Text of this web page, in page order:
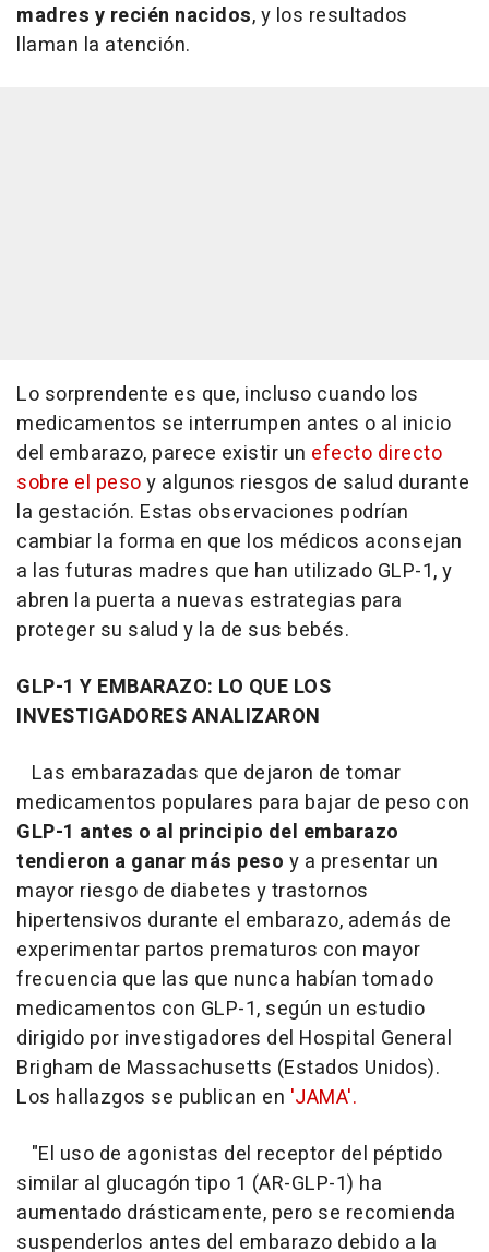
madres y recién nacidos, y los resultados
llaman la atención.
Lo sorprendente es que, incluso cuando los
medicamentos se interrumpen antes o al inicio
del embarazo, parece existir un efecto directo
sobre el pesoy algunos riesgos de salud durante
la gestación. Estas observaciones podrían
cambiar la forma en que los médicos aconsejan
a las futuras madres que han utilizado GLP-1, y
abren la puerta a nuevas estrategias para
proteger su salud y la de sus bebés.
GLP-1 Y EMBARAZO: LO QUE LOS
INVESTIGADORES ANALIZARON
Las embarazadas que dejaron de tomar
medicamentos populares para bajar de peso con
GLP-1 antes o al principio del embarazo
tendieron a ganar más peso y a presentar un
mayor riesgo de diabetes y trastornos
hipertensivos durante el embarazo, además de
experimentar partos prematuros con mayor
frecuencia que las que nunca habían tomado
medicamentos con GLP-1, según un estudio
dirigido por investigadores del Hospital General
Brigham de Massachusetts (Estados Unidos).
Los hallazgos se publican en 'JAMA'.
"El uso de agonistas del receptor del péptido
similar al glucagón tipo 1 (AR-GLP-1) ha
aumentado drásticamente, pero se recomienda
suspenderlos antes del embarazo debido a la